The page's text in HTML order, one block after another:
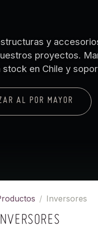
y
proyectos.
en Chile y
AL POR MAYOR
Inversores